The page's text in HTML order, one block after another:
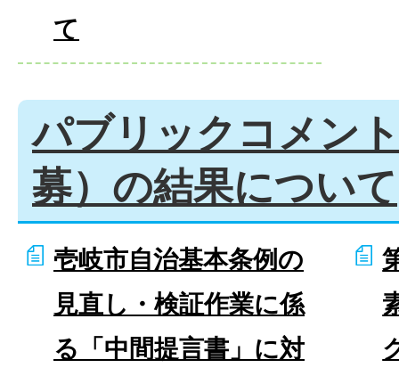
て
パブリックコメン
募）の結果について
壱岐市自治基本条例の
見直し・検証作業に係
る「中間提言書」に対